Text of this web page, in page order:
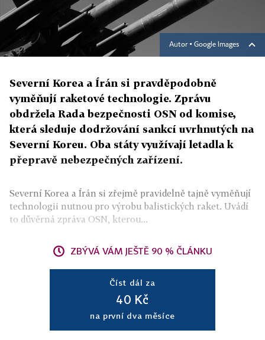
Autor ▪ Google Images
Severní Korea a Írán si pravděpodobně
vyměňují raketové technologie. Zprávu
obdržela Rada bezpečnosti OSN od komise,
která sleduje dodržování sankcí uvrhnutých na
Severní Koreu. Oba státy využívají letadla k
přepravě nebezpečných zařízení.
Severní Korea a Írán si zřejmě pravidelně tajně vyměňují
technologii nutnou pro výrobu balistických raket. Uvádí
to důvěrná zpráva OSN, kterou...
ZBÝVÁ VÁM JEŠTĚ 90 % ČLÁNKU
Číst dál za
40 Kč
na první dva měsíce